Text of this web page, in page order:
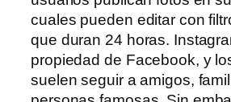
cuales pueden editar con
que duran 24 horas.
propiedad de Facebook, y
suelen seguir a amigos,